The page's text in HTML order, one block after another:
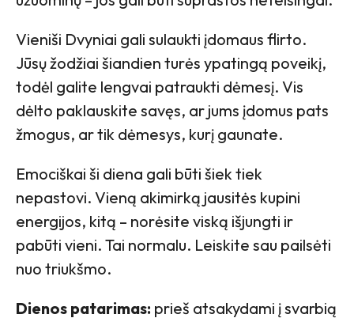
Vieniši Dvyniai gali sulaukti įdomaus flirto.
Jūsų žodžiai šiandien turės ypatingą poveikį,
todėl galite lengvai patraukti dėmesį. Vis
dėlto paklauskite savęs, ar jums įdomus pats
žmogus, ar tik dėmesys, kurį gaunate.
Emociškai ši diena gali būti šiek tiek
nepastovi. Vieną akimirką jausitės kupini
energijos, kitą – norėsite viską išjungti ir
pabūti vieni. Tai normalu. Leiskite sau pailsėti
nuo triukšmo.
Dienos patarimas: prieš atsakydami į svarbią